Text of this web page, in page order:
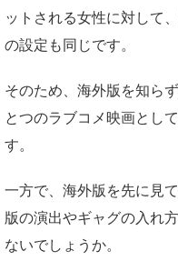
ットされる女性に対して
の設定も同じです。
そのため、海外版を知ら
とつのラブコメ映画とし
す。
一方で、海外版を先に見
版の演出やギャグの入れ
ないでしょうか。